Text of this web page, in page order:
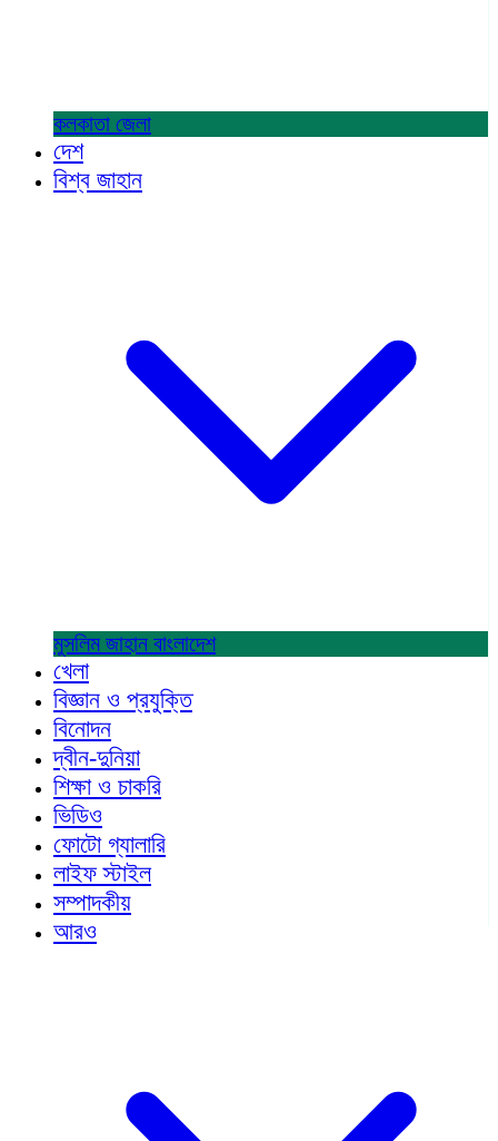
কলকাতা জেলা
দেশ
বিশ্ব জাহান
মুসলিম জাহান বাংলাদেশ
খেলা
বিজ্ঞান ও প্রযুক্তি
বিনোদন
দ্বীন-দুনিয়া
শিক্ষা ও চাকরি
ভিডিও
ফোটো গ্যালারি
লাইফ স্টাইল
সম্পাদকীয়
আরও